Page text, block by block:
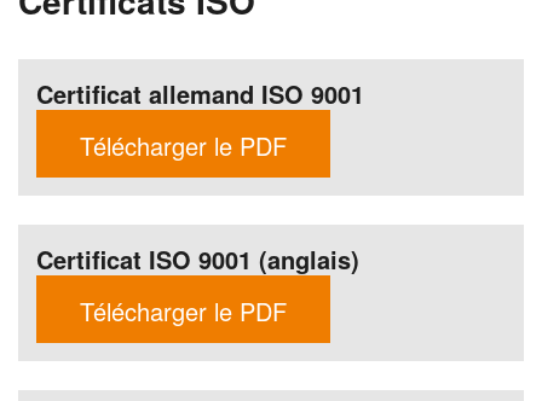
Certificat allemand ISO 9001
Télécharger le PDF
Certificat ISO 9001 (anglais)
Télécharger le PDF